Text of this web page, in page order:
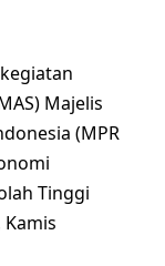
Majelis
(MPR
Tinggi
Kamis